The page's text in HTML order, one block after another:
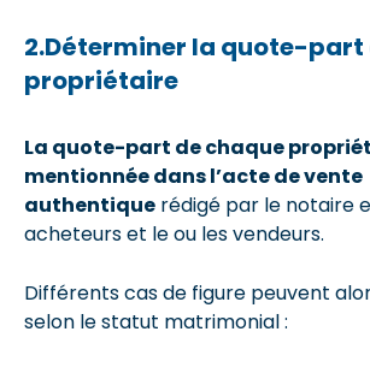
2.Déterminer la quote-part
propriétaire
La quote-part de chaque
mentionnée dans l’acte de vente
authentique rédigé par le notaire
acheteurs et le ou les vendeurs.
Différents cas de figure peuvent
selon le statut matrimonial :